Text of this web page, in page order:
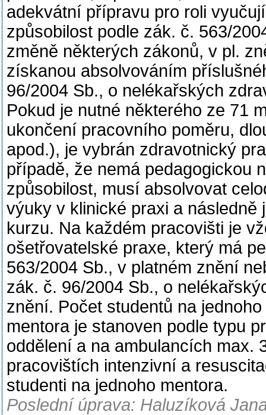
adekvátní přípravu pro roli
způsobilost podle zák. č. 563/
změně některých zákonů, v pl.
získanou absolvováním
96/2004 Sb., o nelékařských
Pokud je nutné některého ze 71
ukončení pracovního poměru,
apod.), je vybrán zdravotnický
případě, že nemá pedagogickou
způsobilost, musí absolvovat
výuky v klinické praxi a
kurzu. Na každém pracovišti je
ošetřovatelské praxe, který má
563/2004 Sb., v platném znění
zák. č. 96/2004 Sb., o
znění. Počet studentů na
mentora je stanoven podle typu
oddělení a na ambulancích max.
pracovištích intenzivní a
studenti na jednoho mentora.
Poslední úprava: Haluzíková